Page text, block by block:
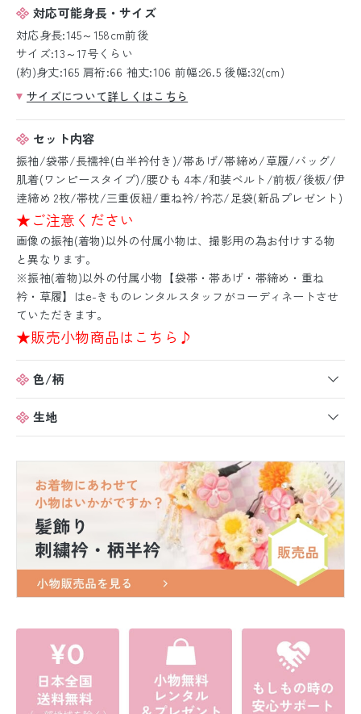
対応可能身長・サイズ
対応身長:145～158cm前後
サイズ:13～17号くらい
(約)身丈:165 肩裄:66 袖丈:106 前幅:26.5 後幅:32(cm)
サイズについて詳しくはこちら
セット内容
振袖/袋帯/長襦袢(白半衿付き)/帯あげ/帯締め/草履/バッグ/
肌着(ワンピースタイプ)/腰ひも 4本/和装ベルト/前板/後板/伊
逹締め 2枚/帯枕/三重仮紐/重ね衿/衿芯/足袋(新品プレゼント)
★ご注意ください
画像の振袖(着物)以外の付属小物は、撮影用の為お付けする物
と異なります。
※振袖(着物)以外の付属小物【袋帯・帯あげ・帯締め・重ね
衿・草履】はe-きものレンタルスタッフがコーディネートさせ
ていただきます。
★販売小物商品はこちら♪
色/柄
生地